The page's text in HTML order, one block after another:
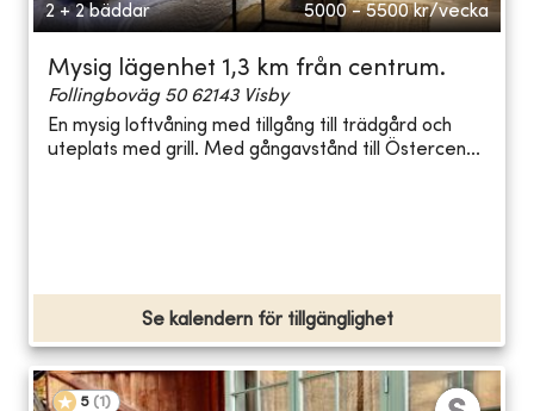
2 + 2 bäddar 5000 - 5500 kr/vecka
Mysig lägenhet 1,3 km från centrum.
Follingboväg 50 62143 Visby
En mysig loftvåning med tillgång till trädgård och
uteplats med grill. Med gångavstånd till Östercen...
Se kalendern för tillgänglighet
5 (1 )